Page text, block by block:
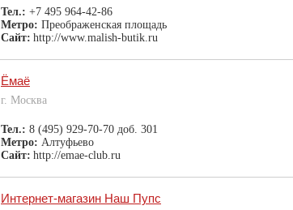
Тел.: +7 495 964-42-86
Метро: Преображенская площадь
Сайт: http://www.malish-butik.ru
Ёмаё
г. Москва
Тел.: 8 (495) 929-70-70 доб. 301
Метро: Алтуфьево
Сайт: http://emae-club.ru
Интернет-магазин Наш Пупс